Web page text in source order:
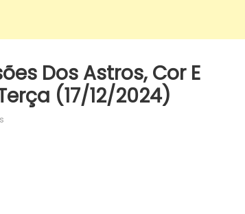
Dos Astros, Cor E
(17/12/2024)